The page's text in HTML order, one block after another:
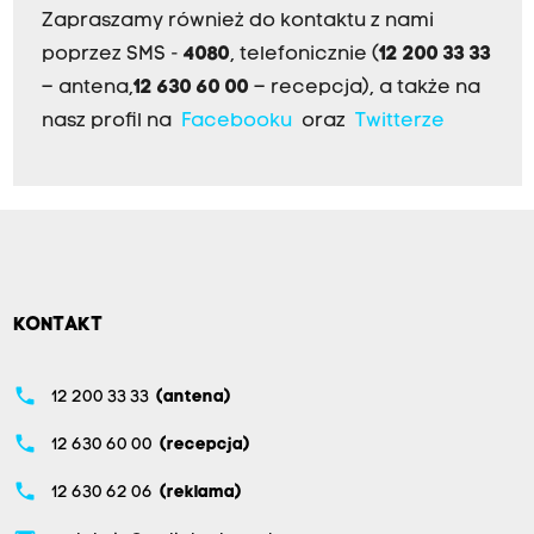
Zapraszamy również do kontaktu z nami
poprzez SMS - 4080, telefonicznie (12 200 33 33
– antena,12 630 60 00 – recepcja), a także na
nasz profil na
Facebookuoraz Twitterze
KONTAKT
phone 12 200 33 33 (antena)
phone 12 630 60 00 (recepcja)
phone 12 630 62 06 (reklama)